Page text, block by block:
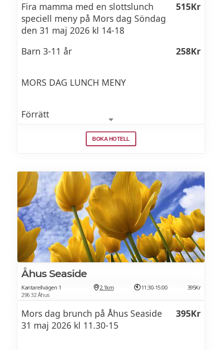
Fira mamma med en slottslunch
speciell meny på Mors dag Söndag
den 31 maj 2026 kl 14-18
515Kr
Barn 3-11 år 258Kr
MORS DAG LUNCH MENY
Förrätt
Grön sparris – forellrom – brynt smör
hollandaise – rostad mandel - krasse
Varmrätt
Torskrygg – potatispuré – pepparrot –
blåmussla – ramslök - äpple
Efterrätt
Inlagda rabarber – champagne & yoghurt
sorbet – bränd maräng - sockerkaka
BOKA HOTELL
Åhus Seaside
Kantarellvägen 1
296 32 Åhus
2.1km 11:30-15:00 395Kr
Mors dag brunch på Åhus Seaside
31 maj 2026 kl 11.30-15
395Kr